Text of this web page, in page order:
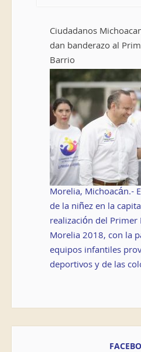
Ciudadanos
dan banderazo al
Barrio
Morelia, Michoacán.-
de la niñez en la
realización del
Morelia 2018, con la
equipos infantiles
deportivos y de las